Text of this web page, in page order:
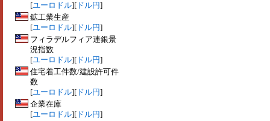
[ユーロドル][ ドル円]
鉱工業生産
[ユーロドル][ ドル円]
フィラデルフィア連銀景
況指数
[ユーロドル][ ドル円]
住宅着工件数/建設許可件
数
[ユーロドル][ ドル円]
企業在庫
[ユーロドル][ ドル円]